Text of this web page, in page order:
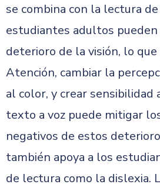
se combina con la lectura
estudiantes adultos
deterioro de la visión, lo
Atención, cambiar la
al color, y crear sensibilidad
texto a voz puede mitigar
negativos de estos
también apoya a los
de lectura como la dislexia.